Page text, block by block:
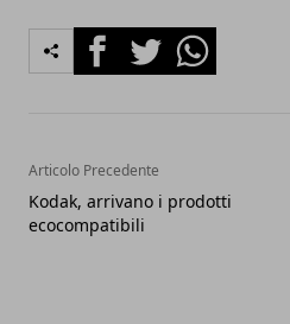
FacebookTwitterWhatsapp
Articolo Precedente
Kodak, arrivano i prodotti
ecocompatibili